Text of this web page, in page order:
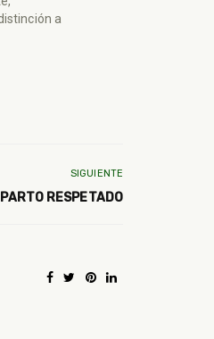
a
SIGUIENTE
RESPETADO